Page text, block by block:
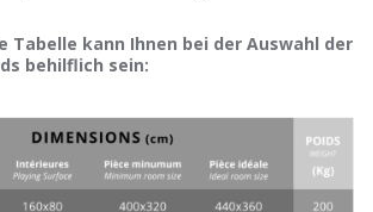
Tabelle kann Ihnen bei der Auswahl der
behilflich sein: